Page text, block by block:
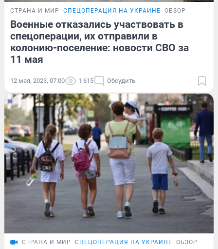
СТРАНА И МИР СПЕЦОПЕРАЦИЯ НА УКРАИНЕ ОБЗОР
Военные отказались участвовать в
спецоперации, их отправили в
колонию-поселение: новости СВО за
11 мая
12 мая, 2023, 07:00 1 615 Обсудить
СТРАНА И МИР СПЕЦОПЕРАЦИЯ НА УКРАИНЕ ОБЗОР